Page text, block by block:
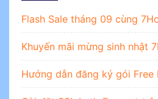
Flash Sale tháng 09 cùng
Khuyến mãi mừng sinh nhật
Hướng dẫn đăng ký gói